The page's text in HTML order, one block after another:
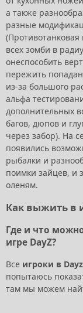
а также
разные
всех зомби в
онеспособить
пережить
из-за большого
альфа
дополнительных
багов, дюпов и
через забор). На
появились
рыбалки и
поимки зайцев, и
оленям.
Как выжить в
Где и что
игре DayZ?
Все игроки в Dayz
попытаюсь
там мы можем